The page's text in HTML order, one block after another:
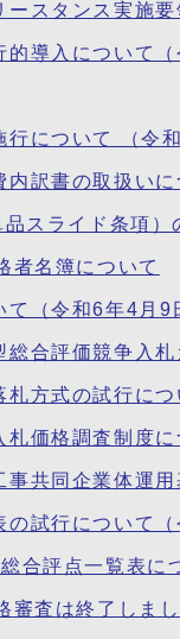
ースタンス実施
的導入について
について （令
訳書の取扱い
スライド条項）
者名簿について
て（令和6年4月9
総合評価競争入
札方式の試行につ
札価格調査制度
事共同企業体運
試行について（
合評点一覧表に
審査は終了しまし